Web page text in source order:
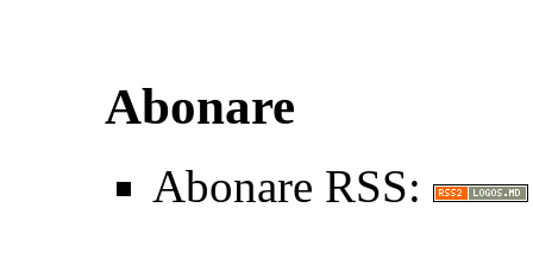
Abonare
Abonare RSS: